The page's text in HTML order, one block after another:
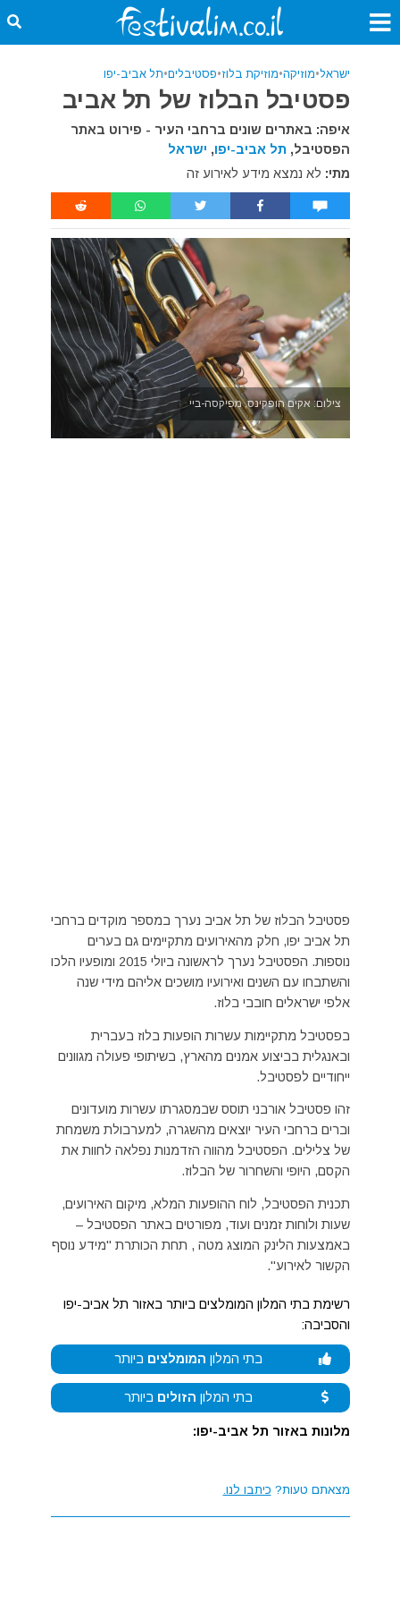
ישראל•מוזיקה•מוזיקת בלוז•פסטיבלים•תל אביב-יפו
פסטיבל הבלוז של תל אביב
איפה: באתרים שונים ברחבי העיר - פירוט באתר
הפסטיבל, תל אביב-יפו, ישראל
מתי: לא נמצא מידע לאירוע זה
צילום: אקים הופקינס, מפיקסה-ביי
פסטיבל הבלוז של תל אביב נערך במספר מוקדים ברחבי
תל אביב יפו, חלק מהאירועים מתקיימים גם בערים
נוספות. הפסטיבל נערך לראשונה ביולי 2015 ומופעיו הלכו
והשתבחו עם השנים ואירועיו מושכים אליהם מידי שנה
אלפי ישראלים חובבי בלוז.
בפסטיבל מתקיימות עשרות הופעות בלוז בעברית
ובאנגלית בביצוע אמנים מהארץ, בשיתופי פעולה מגוונים
ייחודיים לפסטיבל.
זהו פסטיבל אורבני תוסס שבמסגרתו עשרות מועדונים
וברים ברחבי העיר יוצאים מהשגרה, למערבולת משמחת
של צלילים. הפסטיבל מהווה הזדמנות נפלאה לחוות את
הקסם, היופי והשחרור של הבלוז.
תכנית הפסטיבל, לוח ההופעות המלא, מיקום האירועים,
שעות ולוחות זמנים ועוד, מפורטים באתר הפסטיבל –
באמצעות הלינק המוצג מטה , תחת הכותרת "מידע נוסף
הקשור לאירוע".
רשימת בתי המלון המומלצים ביותר באזור תל אביב-יפו
והסביבה:
בתי המלון המומלצים ביותר
בתי המלון הזולים ביותר
מלונות באזור תל אביב-יפו:
מצאתם טעות? כיתבו לנו.